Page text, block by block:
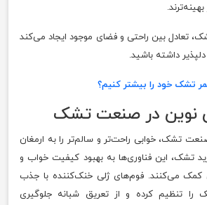
تعادل بین راحتی و فضای موجود ایجاد می‌کند
داشته باشید.
تشک خود را بیشتر کنیم؟
نوین در صنعت تشک
تشک، خوابی راحت‌تر و سالم‌تر را به ارمغان
تشک، این فناوری‌ها به بهبود کیفیت خواب و
کمک می‌کنند. فوم‌های ژلی خنک‌کننده با جذب
را تنظیم کرده و از تعریق شبانه جلوگیری